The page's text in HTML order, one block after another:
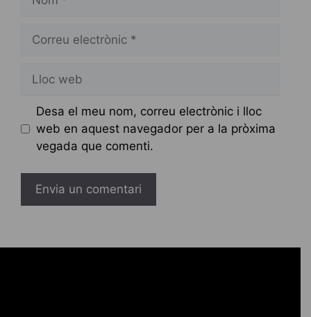
Correu
Lloc
Desa el meu nom, correu electrònic i lloc
web en aquest navegador per a la pròxima
vegada que comenti.